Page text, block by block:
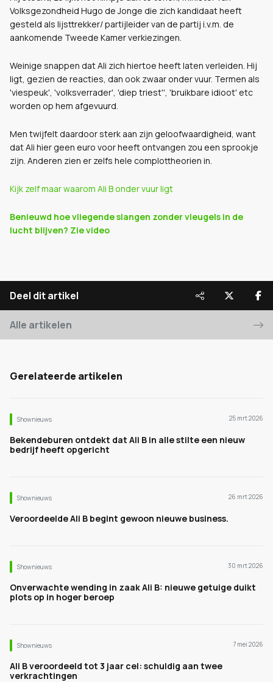
Volksgezondheid Hugo de Jonge die zich kandidaat heeft
gesteld als lijsttrekker/ partijleider van de partij i.v.m. de
aankomende Tweede Kamer verkiezingen.
Weinige snappen dat Ali zich hiertoe heeft laten verleiden. Hij
ligt, gezien de reacties, dan ook zwaar onder vuur. Termen als
'viespeuk', 'volksverrader', 'diep triest'', 'bruikbare idioot' etc
worden op hem afgevuurd.
Men twijfelt daardoor sterk aan zijn geloofwaardigheid, want
dat Ali hier geen euro voor heeft ontvangen zou een sprookje
zijn. Anderen zien er zelfs hele complottheorien in.
Kijk zelf maar waarom Ali B onder vuur ligt
Benieuwd hoe vliegende slangen zonder vleugels in de
lucht blijven? Zie video
Deel dit artikel
Alle artikelen
Gerelateerde artikelen
Shownieuws 25 mrt 2026
Bekendeburen ontdekt dat Ali B in alle stilte een nieuw
bedrijf heeft opgericht
Shownieuws 26 mrt 2026
Veroordeelde Ali B begint gewoon nieuwe business.
Shownieuws 30 mrt 2026
Onverwachte wending in zaak Ali B: nieuwe getuige duikt
plots op in hoger beroep
Shownieuws 7 mei 2026
Ali B veroordeeld tot 3 jaar cel: schuldig aan twee
verkrachtingen